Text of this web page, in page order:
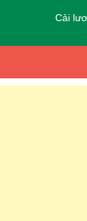
Cải